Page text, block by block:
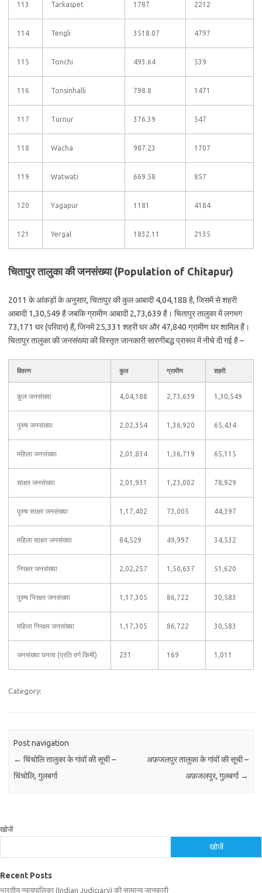
113 Tarkaspet 1787 2212
114 Tengli 3518.07 4797
115 Tonchi 493.64 539
116 Tonsinhalli 798.8 1471
117 Turnur 376.39 547
118 Wacha 987.23 1707
119 Watwati 669.58 857
120 Yagapur 1181 4184
121 Yergal 1832.11 2135
चितापुर तालुका की जनसंख्या (Population of Chitapur)
2011 के आंकड़ों के अनुसार, चितापुर की कुल आबादी 4,04,188 है, जिसमें से शहरी
आबादी 1,30,549 है जबकि ग्रामीण आबादी 2,73,639 है। चितापुर तालुका में लगभग
73,171 घर (परिवार) हैं, जिनमें 25,331 शहरी घर और 47,840 ग्रामीण घर शामिल हैं।
चितापुर तालुका की जनसंख्या की विस्तृत जानकारी सारणीबद्ध प्रारूप में नीचे दी गई है –
विवरण कुल ग्रामीण शहरी
कुल जनसंख्या 4,04,188 2,73,639 1,30,549
पुरुष जनसंख्या 2,02,354 1,36,920 65,434
महिला जनसंख्या 2,01,834 1,36,719 65,115
साक्षर जनसंख्या 2,01,931 1,23,002 78,929
पुरुष साक्षर जनसंख्या 1,17,402 73,005 44,397
महिला साक्षर जनसंख्या 84,529 49,997 34,532
निरक्षर जनसंख्या 2,02,257 1,50,637 51,620
पुरुष निरक्षर जनसंख्या 1,17,305 86,722 30,583
महिला निरक्षर जनसंख्या 1,17,305 86,722 30,583
जनसंख्या घनत्व (प्रति वर्ग किमी) 231 169 1,011
Category:
Post navigation
← चिंचोलि तालुका के गांवों की सूची –
चिंचोलि, गुलबर्गा
अफ़जलपुर तालुका के गांवों की सूची –
अफ़जलपुर, गुलबर्गा →
खोजें
खोजें
Recent Posts
भारतीय न्यायपालिका (Indian Judiciary) की सामान्य जानकारी